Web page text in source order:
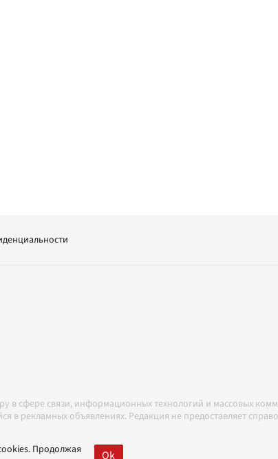
в сфере связи, информационных технологий и массовых
в рекламных объявлениях. Редакция не предоставляет
Продолжая
Ok